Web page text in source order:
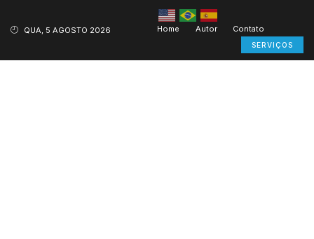
QUA, 5 AGOSTO 2026 Home Autor Contato
SERVIÇOS